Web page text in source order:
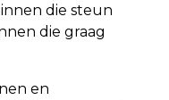
die steun
die graag
en